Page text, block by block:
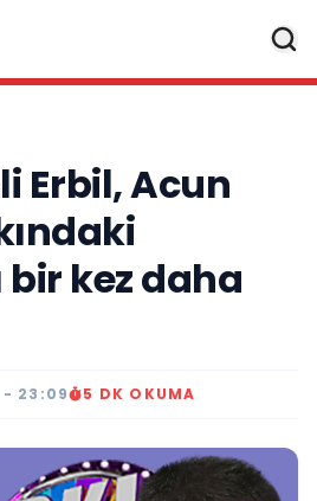
Erbil, Acun
bir kez daha
- 23:09 5 DK OKUMA